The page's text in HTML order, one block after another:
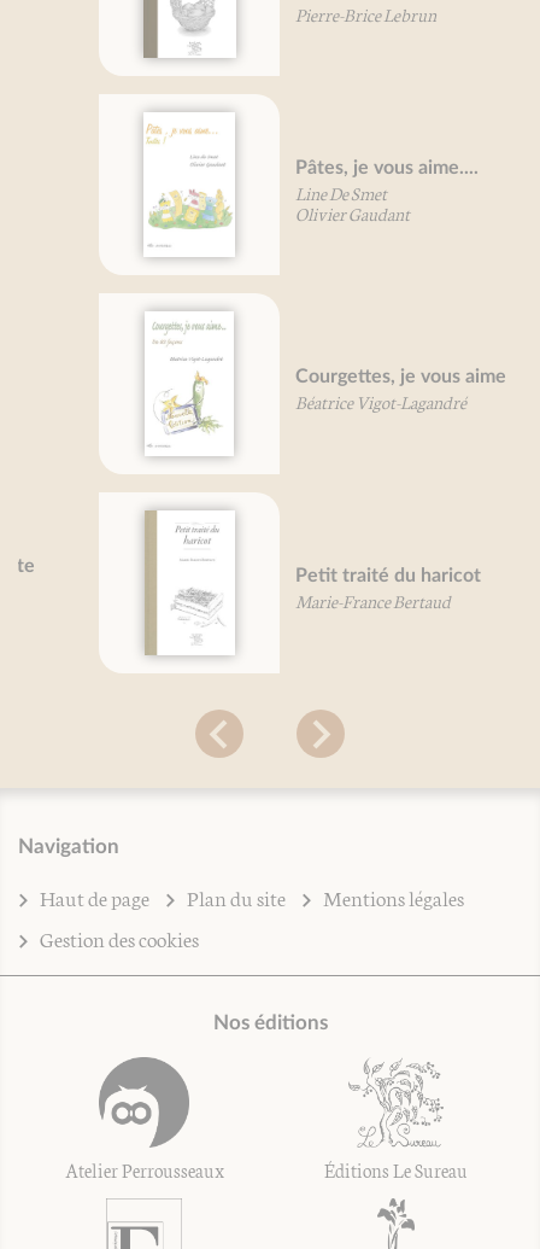
Pierre-Brice Lebrun
Pâtes, je vous aime....
Line De Smet
Olivier Gaudant
Courgettes, je vous aime
Béatrice Vigot-Lagandré
Petit traité du haricot
Marie-France Bertaud
Navigation
Haut de page Plan du site
Mentions légales
Gestion des cookies
Nos éditions
Atelier Perrousseaux Éditions Le Sureau